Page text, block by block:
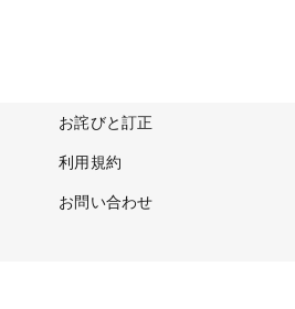
お詫びと訂正
利用規約
お問い合わせ